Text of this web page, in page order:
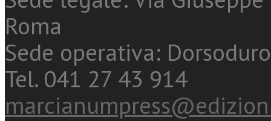
Roma
Sede operativa:
Tel. 041 27 43 914